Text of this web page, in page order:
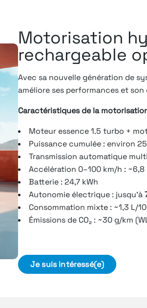
Motorisation
rechargeable
Avec sa nouvelle génération de
améliore ses performances et
Caractéristiques de la
Moteur essence 1.5 turbo +
Puissance cumulée : environ
Transmission automatique
Accélération 0–100 km/h : ~6,8
Batterie : 24,7 kWh
Autonomie électrique : jusqu’à
Consommation mixte : ~1,3 L/
Émissions de CO₂ : ~30 g/km
Je suis intéressé(e)